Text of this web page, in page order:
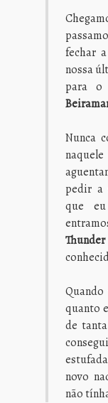
fechar
nossa
para o
Nunca
pedir a
que
quanto
de
novo
não